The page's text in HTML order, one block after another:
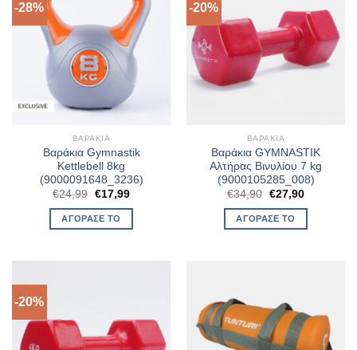
-28%
ΒΑΡΆΚΙΑ
Βαράκια Gymnastik
Kettlebell 8kg
(9000091648_3236)
€24,99 Original
was:
€24,99.
€17,99Η
ΑΓΌΡΑΣΈ ΤΟ
-20%
ΒΑΡΆΚΙΑ
Βαράκια GYMNASTIK
Αλτήρας Βινυλίου 7 kg
(9000105285_008)
€34,90 Original
was:
€34,90.
€27,90Η
ΑΓΌΡΑΣΈ ΤΟ
-20%